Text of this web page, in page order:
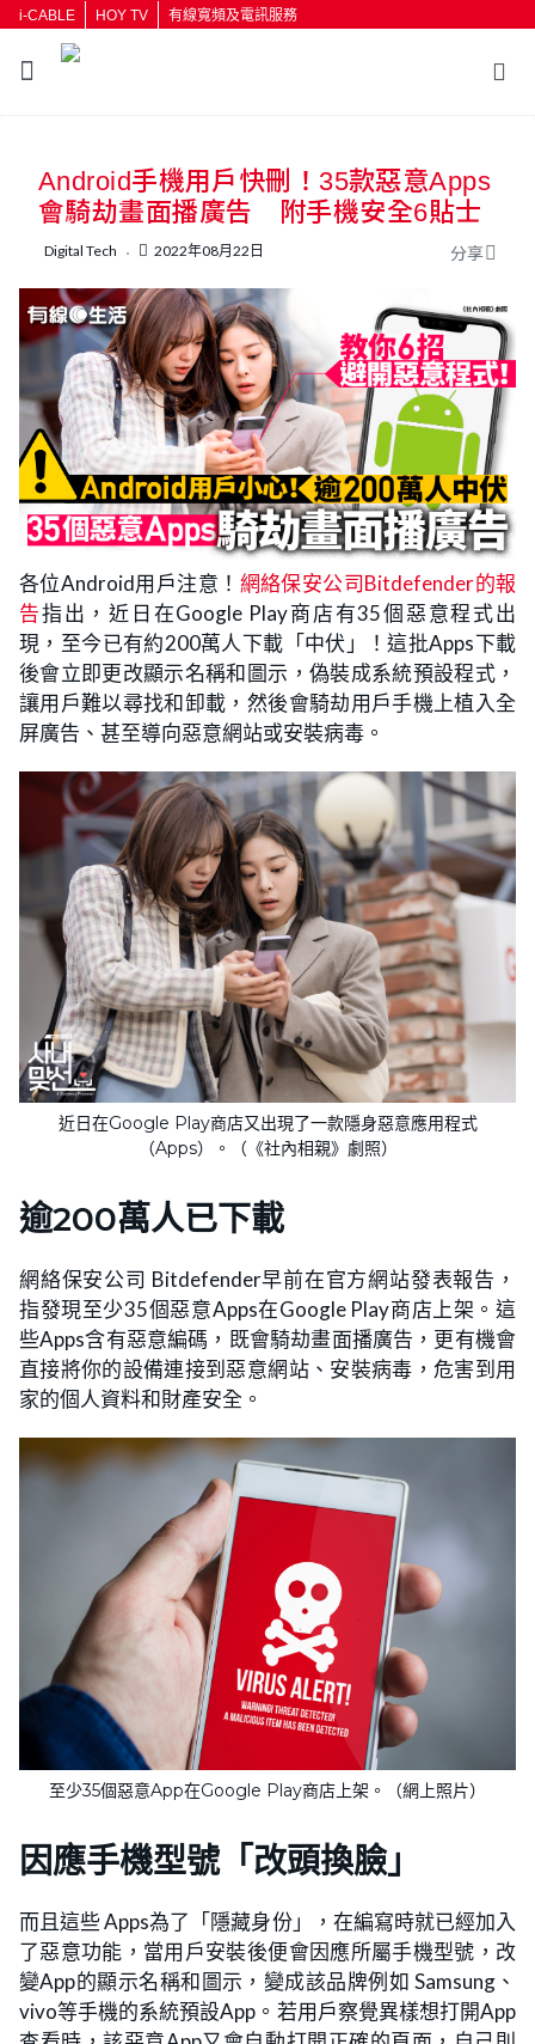
i-CABLE HOY TV 有線寬頻及電訊服務
按輸入鍵開始搜尋
Android手機用戶快刪！35款惡意Apps
會騎劫畫面播廣告 附手機安全6貼士
Digital Tech 2022年08月22日 分享
各位Android用戶注意！ 網絡保安公司Bitdefender的報
告指出，近日在Google Play商店有35個惡意程式出
現，至今已有約200萬人下載「中伏」！這批Apps下載
後會立即更改顯示名稱和圖示，偽裝成系統預設程式，
讓用戶難以尋找和卸載，然後會騎劫用戶手機上植入全
屏廣告、甚至導向惡意網站或安裝病毒。
近日在Google Play商店又出現了一款隱身惡意應用程式
（Apps）。（《社內相親》劇照）
逾200萬人已下載
網絡保安公司 Bitdefender早前在官方網站發表報告，
指發現至少35個惡意Apps在Google Play商店上架。這
些Apps含有惡意編碼，既會騎劫畫面播廣告，更有機會
直接將你的設備連接到惡意網站、安裝病毒，危害到用
家的個人資料和財產安全。
至少35個惡意App在Google Play商店上架。（網上照片）
因應手機型號「改頭換臉」
而且這些 Apps為了「隱藏身份」，在編寫時就已經加入
了惡意功能，當用戶安裝後便會因應所屬手機型號，改
變App的顯示名稱和圖示，變成該品牌例如 Samsung、
vivo等手機的系統預設App。若用戶察覺異樣想打開App